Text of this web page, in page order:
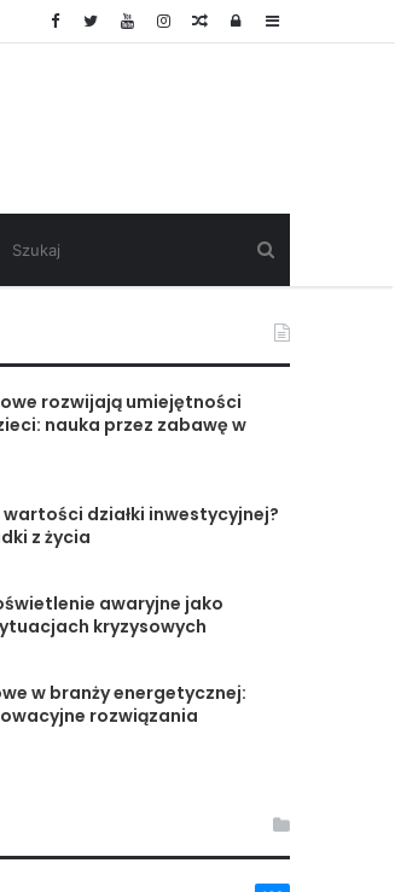
Sidebar
Log
Random
rozwijają umiejętności
nauka przez zabawę w
działki inwestycyjnej?
z życia
awaryjne jako
kryzysowych
w branży energetycznej:
rozwiązania